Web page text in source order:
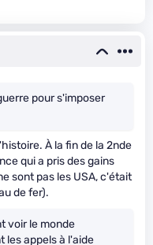
pour s'imposer
À la fin de la 2nde
qui a pris des gains
sont pas les USA, c'était
de fer).
voir le monde
les appels à l'aide